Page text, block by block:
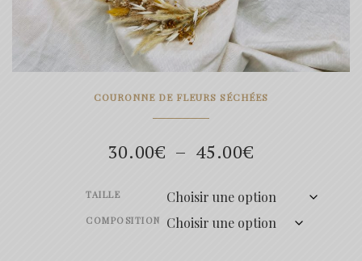
COURONNE DE FLEURS SÉCHÉES
30.00€ – 45.00€
prix :
TAILLE
COMPOSITION